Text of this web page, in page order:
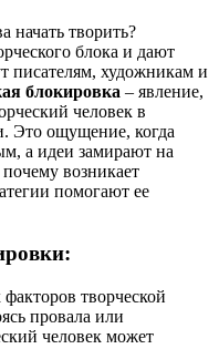
начать творить?
блока и дают
писателям, художникам и
блокировка – явление,
человек в
Это ощущение, когда
а идеи замирают на
возникает
помогают ее
творческой
провала или
человек может